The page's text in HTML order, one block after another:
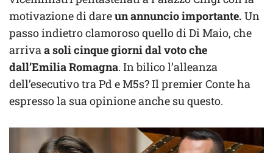
motivazione di dareun annuncio importante. Un
passo indietro clamoroso quello di Di Maio, che
arrivaa soli cinque giorni dal voto che
dall’Emilia Romagna. In bilico l’alleanza
dell’esecutivo tra Pd e M5s? Il premier Conte ha
espresso la sua opinione anche su questo.